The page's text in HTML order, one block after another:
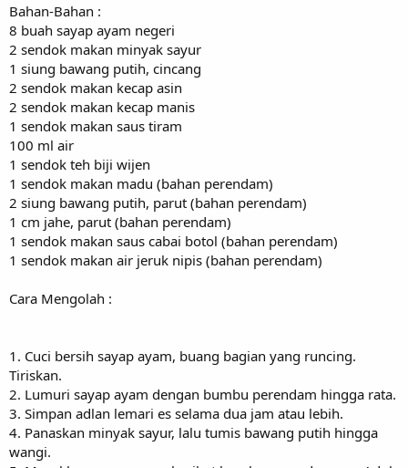
Bahan-Bahan :
8 buah sayap ayam negeri
2 sendok makan minyak sayur
1 siung bawang putih, cincang
2 sendok makan kecap asin
2 sendok makan kecap manis
1 sendok makan saus tiram
100 ml air
1 sendok teh biji wijen
1 sendok makan madu (bahan perendam)
2 siung bawang putih, parut (bahan perendam)
1 cm jahe, parut (bahan perendam)
1 sendok makan saus cabai botol (bahan perendam)
1 sendok makan air jeruk nipis (bahan perendam)
Cara Mengolah :
1. Cuci bersih sayap ayam, buang bagian yang runcing.
Tiriskan.
2. Lumuri sayap ayam dengan bumbu perendam hingga rata.
3. Simpan adlan lemari es selama dua jam atau lebih.
4. Panaskan minyak sayur, lalu tumis bawang putih hingga
wangi.